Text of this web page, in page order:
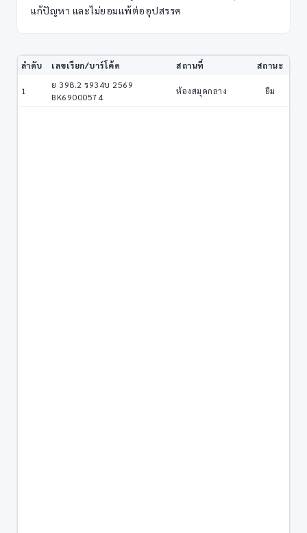
แก้ปัญหา และไม่ยอมแพ้ต่ออุปสรรค
ลำดับ เลขเรียก/บาร์โค้ด สถานที่ สถานะ
1
ย 398.2 ร934บ 2569
BK69000574
ห้องสมุดกลาง ยืม